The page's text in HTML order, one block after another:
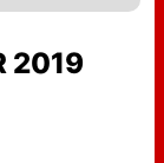
2019